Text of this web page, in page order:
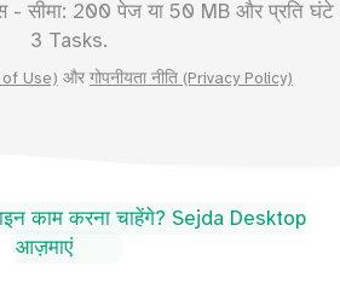
- सीमा: 200 पेज या 50 MB और प्रति घंटे
3 Tasks.
of Use) और गोपनीयता नीति (Privacy Policy)
काम करना चाहेंगे? Sejda Desktop
आज़माएं